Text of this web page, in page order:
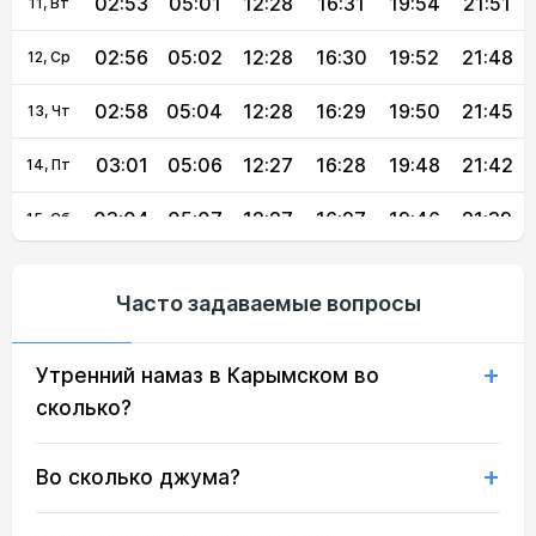
12, Ср 02:56 05:02 12:28 16:30 19:52 21:48
13, Чт 02:58 05:04 12:28 16:29 19:50 21:45
14, Пт 03:01 05:06 12:27 16:28 19:48 21:42
15, Сб 03:04 05:07 12:27 16:27 19:46 21:39
18, Вт 03:12 05:12 12:27 16:24 21:31
20, Чт 03:17 05:15 21:25
Часто задаваемые вопросы
Утренний намаз в Карымском во
сколько?
Во сколько джума?